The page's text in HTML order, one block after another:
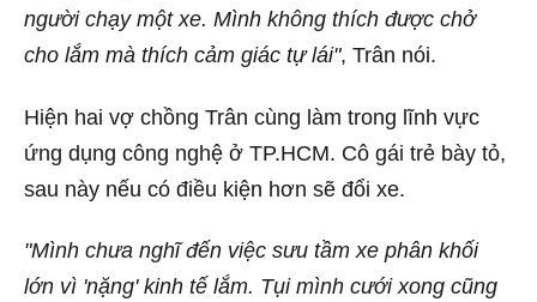
người chạy một xe. Mình không thích được chở
cho lắm mà thích cảm giác tự lái", Trân nói.
Hiện hai vợ chồng Trân cùng làm trong lĩnh vực
ứng dụng công nghệ ở TP.HCM. Cô gái trẻ bày tỏ,
sau này nếu có điều kiện hơn sẽ đổi xe.
"Mình chưa nghĩ đến việc sưu tầm xe phân khối
lớn vì 'nặng' kinh tế lắm. Tụi mình cưới xong cũng